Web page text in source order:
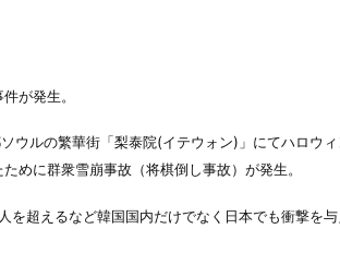
が発生。
ウルの繁華街「梨泰院(イテウォン)」にてハロウィ
めに群衆雪崩事故（将棋倒し事故）が発生。
を超えるなど韓国国内だけでなく日本でも衝撃を